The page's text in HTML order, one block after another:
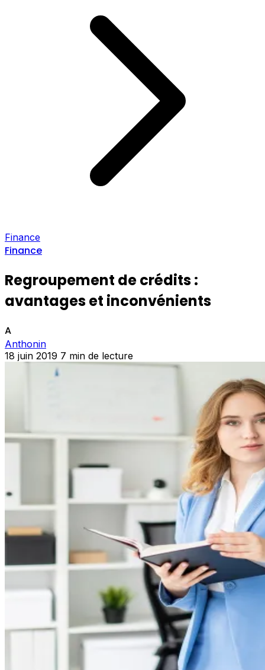
Finance
Finance
Regroupement de crédits :
avantages et inconvénients
A
Anthonin
18 juin 2019 7 min de lecture